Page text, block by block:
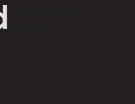
liefhebbers.